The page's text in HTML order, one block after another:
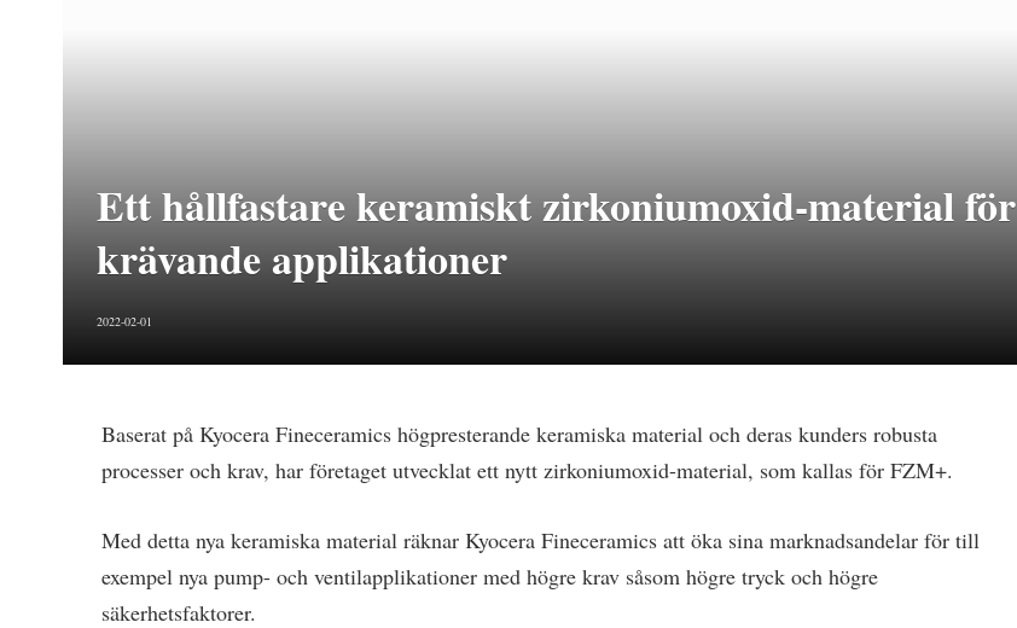
Ett hållfastare keramiskt zirkoniumoxid-material för
krävande applikationer
2022-02-01
Baserat på Kyocera Fineceramics högpresterande keramiska material och deras kunders robusta
processer och krav, har företaget utvecklat ett nytt zirkoniumoxid-material, som kallas för FZM+.
Med detta nya keramiska material räknar Kyocera Fineceramics att öka sina marknadsandelar för till
exempel nya pump- och ventilapplikationer med högre krav såsom högre tryck och högre
säkerhetsfaktorer.